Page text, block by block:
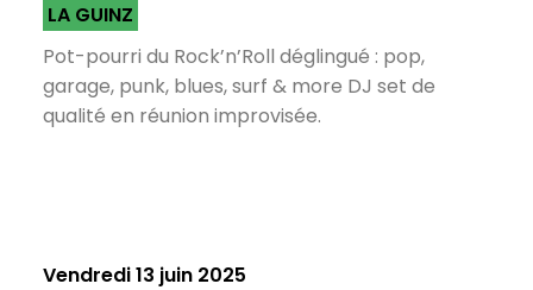
LA GUINZ
Pot-pourri du Rock’n’Roll déglingué : pop,
garage, punk, blues, surf & more DJ set de
qualité en réunion improvisée.
Vendredi 13 juin 2025